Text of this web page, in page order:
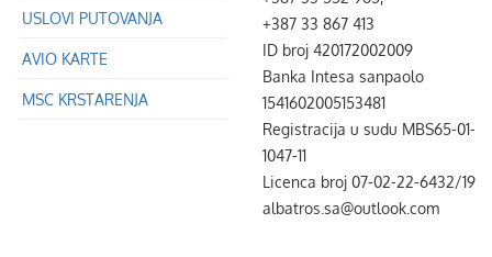
USLOVI PUTOVANJA
AVIO KARTE
MSC KRSTARENJA
+387 33 867 413
ID broj 420172002009
Banka Intesa sanpaolo
1541602005153481
Registracija u sudu MBS65-01-
1047-11
Licenca broj 07-02-22-6432/19
albatros.sa@outlook.com